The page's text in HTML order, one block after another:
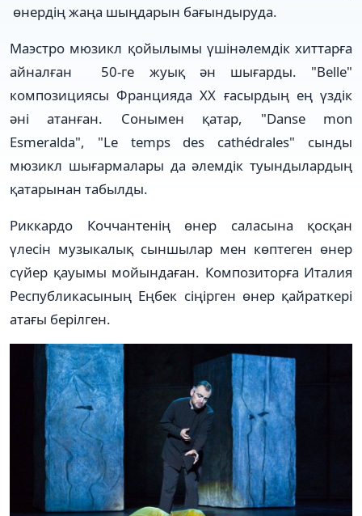
өнердің жаңа шыңдарын бағындыруда.
Маэстро мюзикл қойылымы үшінәлемдік хиттарға
айналған 50-ге жуық ән шығарды. "Belle"
композициясы Францияда XX ғасырдың ең үздік
әні атанған. Сонымен қатар, "Danse mon
Esmeralda", "Le temps des cathédrales" сынды
мюзикл шығармалары да әлемдік туындылардың
қатарынан табылды.
Риккардо Коччантенің өнер саласына қосқан
үлесін музыкалық сыншылар мен көптеген өнер
сүйер қауымы мойындаған. Композиторға Италия
Республикасының Еңбек сіңірген өнер қайраткері
атағы берілген.